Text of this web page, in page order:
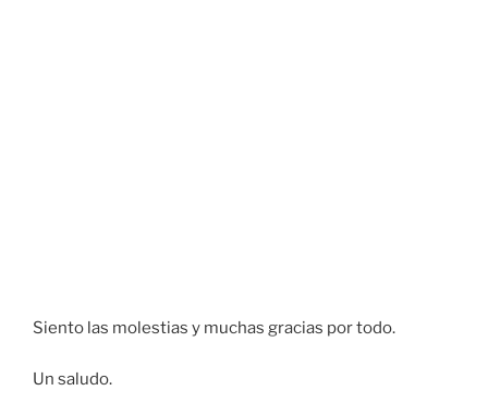
Siento las molestias y muchas gracias por todo.
Un saludo.